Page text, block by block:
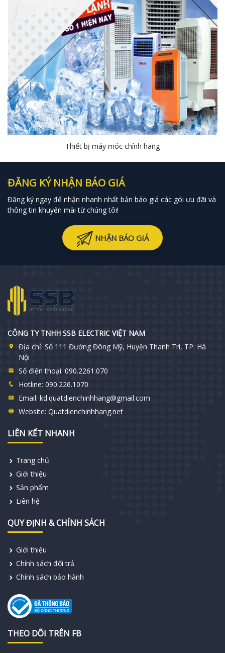
Thiết bị máy móc chính hãng
ĐĂNG KÝ NHẬN BÁO GIÁ
Đăng ký ngay để nhận nhanh nhất bản báo giá các gói ưu đãi và
thông tin khuyến mãi từ chúng tôi!
NHẬN BÁO GIÁ
CÔNG TY TNHH SSB ELECTRIC VIỆT NAM
Địa chỉ: Số 111 Đường Đông Mỹ, Huyện Thanh Trì, TP. Hà
Nội
Số điện thoại: 090.2261.070
Hotline: 090.226.1070
Email: kd.quatdienchinhhang@gmail.com
Website: Quatdienchinhhang.net
LIÊN KẾT NHANH
Trang chủ
Giới thiệu
Sản phẩm
Liên hệ
QUY ĐỊNH & CHÍNH SÁCH
Giới thiệu
Chính sách đổi trả
Chính sách bảo hành
THEO DÕI TRÊN FB